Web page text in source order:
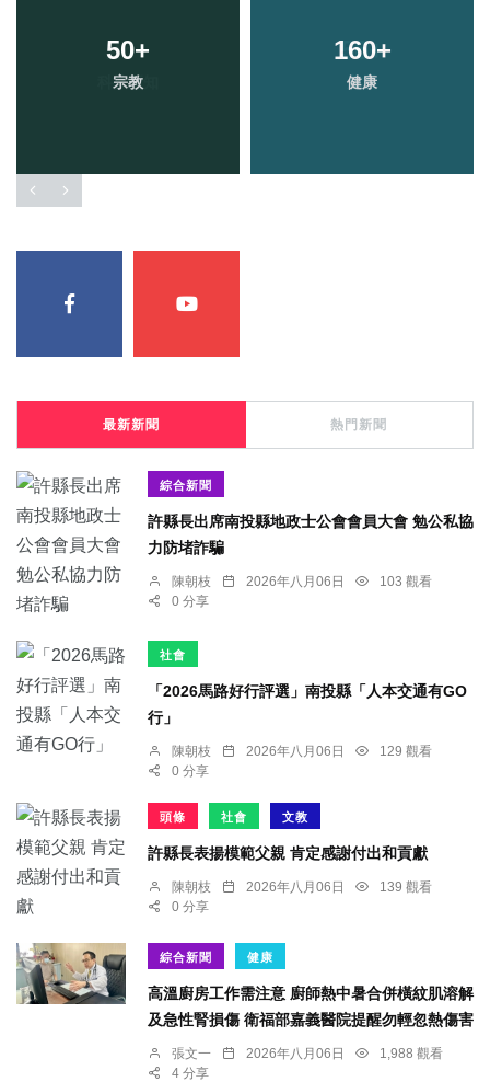
50+
宗教
160+
健康
最新新聞 熱門新聞
綜合新聞
許縣長出席南投縣地政士公會會員大會 勉公私協
力防堵詐騙
陳朝枝 2026年八月06日
103 觀看
0 分享
社會
「2026馬路好行評選」南投縣「人本交通有GO
行」
陳朝枝 2026年八月06日
129 觀看
0 分享
頭條 社會 文教
許縣長表揚模範父親 肯定感謝付出和貢獻
陳朝枝 2026年八月06日
139 觀看
0 分享
綜合新聞 健康
高溫廚房工作需注意 廚師熱中暑合併橫紋肌溶解
及急性腎損傷 衛福部嘉義醫院提醒勿輕忽熱傷害
張文一 2026年八月06日
1,988 觀看
4 分享